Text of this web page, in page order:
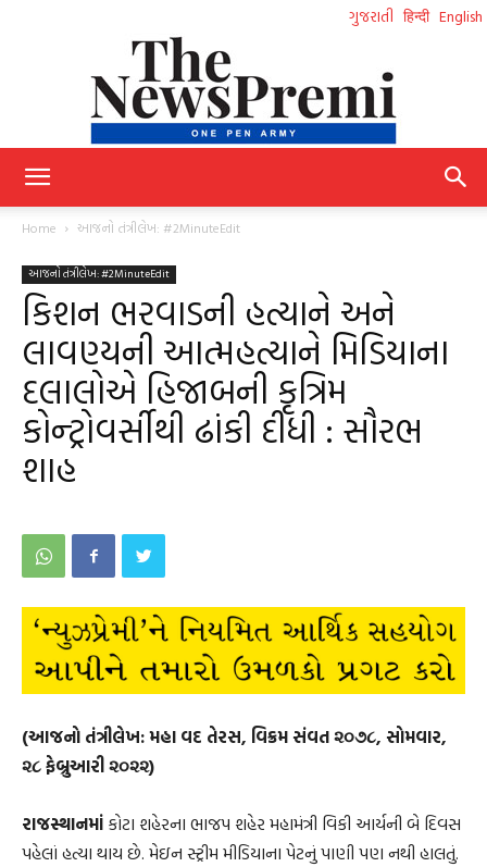
ગુજરાતી हिन्दी English
Home આજનો તંત્રીલેખ: #2MinuteEdit
આજનો તંત્રીલેખ: #2MinuteEdit
કિશન ભરવાડની હત્યાને અને
લાવણ્યની આત્મહત્યાને મિડિયાના
દલાલોએ હિજાબની કૃત્રિમ
કોન્ટ્રોવર્સીથી ઢાંકી દીધી : સૌરભ
શાહ
(આજનો તંત્રીલેખ: મહા વદ તેરસ, વિક્રમ સંવત ૨૦૭૮, સોમવાર,
૨૮ ફેબ્રુઆરી ૨૦૨૨)
રાજસ્થાનમાં કોટા શહેરના ભાજપ શહેર મહામંત્રી વિકી આર્યની બે દિવસ
પહેલાં હત્યા થાય છે. મેઇન સ્ટ્રીમ મીડિયાના પેટનું પાણી પણ નથી હાલતું.